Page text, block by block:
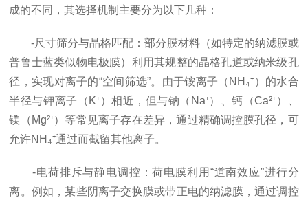
成的不同，其选择机制主要分为以下几种：
-尺寸筛分与晶格匹配：部分膜材料（如特定的纳滤膜或
普鲁士蓝类似物电极膜）利用其规整的晶格孔道或纳米级孔
径，实现对离子的“空间筛选”。由于铵离子（NH₄⁺）的水合
半径与钾离子（K⁺）相近，但与钠（Na⁺）、钙（Ca²⁺）、
镁（Mg²⁺）等常见离子存在差异，通过精确调控膜孔径，可
允许NH₄⁺通过而截留其他离子。
-电荷排斥与静电调控：荷电膜利用“道南效应”进行分
离。例如，某些阴离子交换膜或带正电的纳滤膜，通过调控